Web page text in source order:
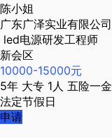
陈小姐
广东广泽实业有限公司
led电源研发工程师
新会区
10000-15000元
5年 大专 1人 五险一金
法定节假日
申请